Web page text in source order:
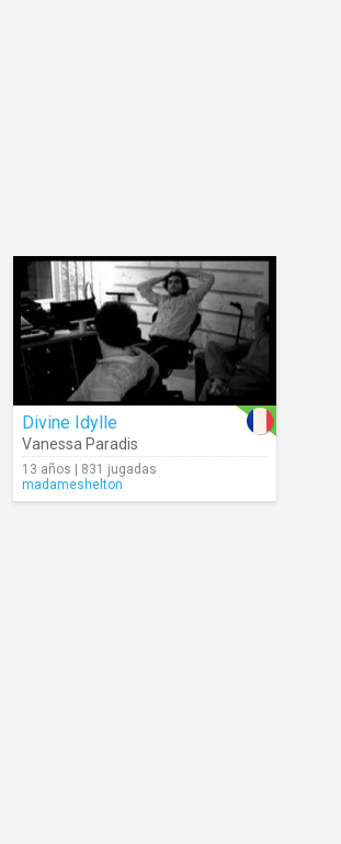
Divine Idylle
Vanessa Paradis
13 años | 831 jugadas
madameshelton